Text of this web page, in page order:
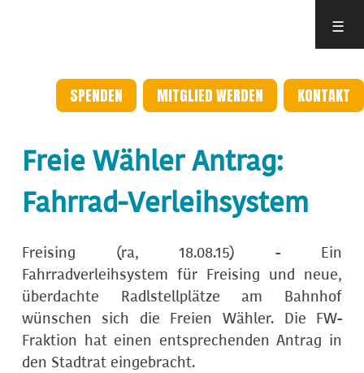
☰
SPENDEN MITGLIED WERDEN KONTAKT
Freie Wähler Antrag:
Fahrrad-Verleihsystem
Freising (ra, 18.08.15) - Ein
Fahrradverleihsystem für Freising und neue,
überdachte Radlstellplätze am Bahnhof
wünschen sich die Freien Wähler. Die FW-
Fraktion hat einen entsprechenden Antrag in
den Stadtrat eingebracht.